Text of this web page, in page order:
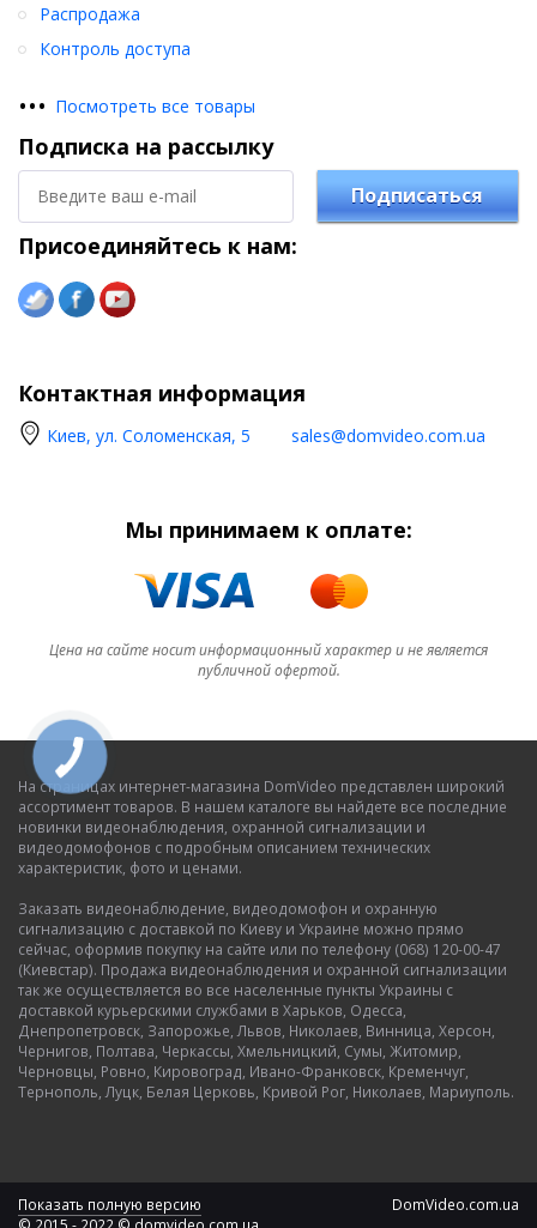
Распродажа
Контроль доступа
••• Посмотреть все товары
Подписка на рассылку
Подписаться
Присоединяйтесь к нам:
Контактная информация
Киев, ул. Соломенская, 5 sales@domvideo.com.ua
Мы принимаем к оплате:
Цена на сайте носит информационный характер и не является
публичной офертой.
На страницах интернет-магазина DomVideo представлен широкий
ассортимент товаров. В нашем каталоге вы найдете все последние
новинки видеонаблюдения, охранной сигнализации и
видеодомофонов с подробным описанием технических
характеристик, фото и ценами.
Заказать видеонаблюдение, видеодомофон и охранную
сигнализацию с доставкой по Киеву и Украине можно прямо
сейчас, оформив покупку на сайте или по телефону (068) 120-00-47
(Киевстар). Продажа видеонаблюдения и охранной сигнализации
так же осуществляется во все населенные пункты Украины с
доставкой курьерскими службами в Харьков, Одесса,
Днепропетровск, Запорожье, Львов, Николаев, Винница, Херсон,
Чернигов, Полтава, Черкассы, Хмельницкий, Сумы, Житомир,
Черновцы, Ровно, Кировоград, Ивано-Франковск, Кременчуг,
Тернополь, Луцк, Белая Церковь, Кривой Рог, Николаев, Мариуполь.
Показать полную версию
DomVideo.com.ua